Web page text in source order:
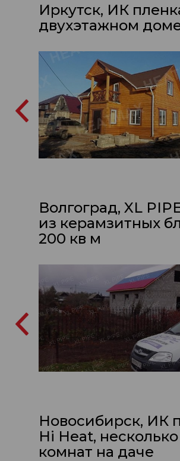
Иркутск, ИК
двухэтажном
Волгоград, XL
из керамзитных
200 кв м
Новосибирск, ИК
Hi Heat, несколько
комнат на даче